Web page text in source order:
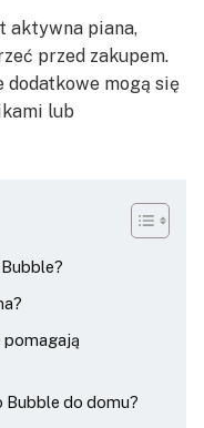
aktywna piana,
przed zakupem.
mogą się
lub
pomagają
Bubble do domu?